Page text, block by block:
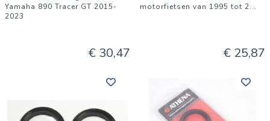
Yamaha 890 Tracer GT 2015-
2023
€ 30,47
motorfietsen van 1995 tot 2...
€ 25,87